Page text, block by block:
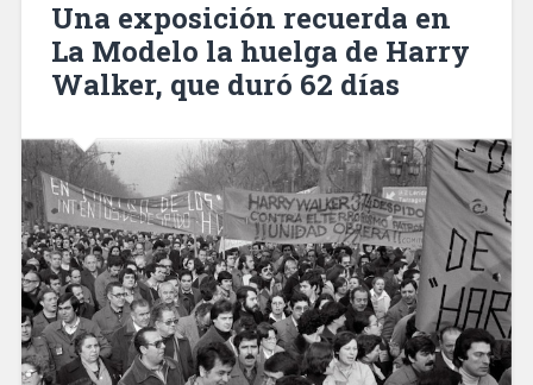
supermanzana»
Una exposición recuerda en
La Modelo la huelga de Harry
Walker, que duró 62 días